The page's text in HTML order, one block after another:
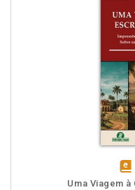
Uma Viagem à